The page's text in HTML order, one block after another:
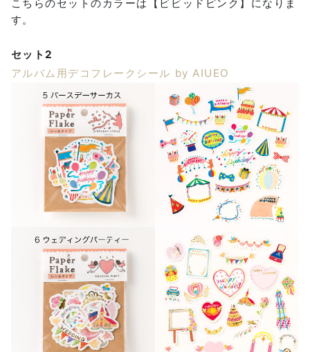
こちらのセットのカラーは【ビビッドピンク】になりま
す。
セット2
アルバム用デコフレークシール by AIUEO